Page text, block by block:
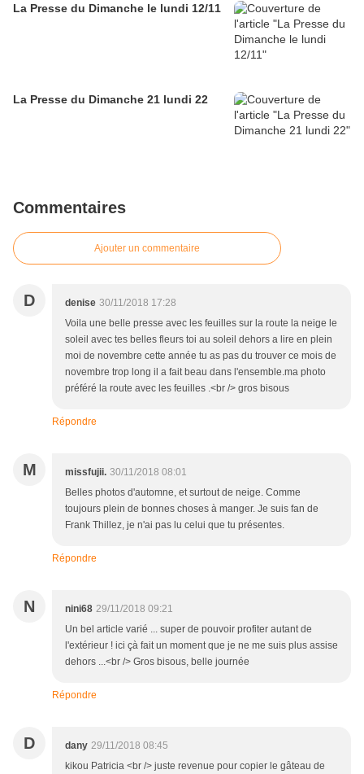
La Presse du Dimanche le lundi 12/11
La Presse du Dimanche 21 lundi 22
Commentaires
Ajouter un commentaire
D denise 30/11/2018 17:28
Voila une belle presse avec les feuilles sur la route la neige le
soleil avec tes belles fleurs toi au soleil dehors a lire en plein
moi de novembre cette année tu as pas du trouver ce mois de
novembre trop long il a fait beau dans l'ensemble.ma photo
préféré la route avec les feuilles .<br /> gros bisous
Répondre
M missfujii. 30/11/2018 08:01
Belles photos d'automne, et surtout de neige. Comme
toujours plein de bonnes choses à manger. Je suis fan de
Frank Thillez, je n'ai pas lu celui que tu présentes.
Répondre
N nini68 29/11/2018 09:21
Un bel article varié ... super de pouvoir profiter autant de
l'extérieur ! ici çà fait un moment que je ne me suis plus assise
dehors ...<br /> Gros bisous, belle journée
Répondre
D dany 29/11/2018 08:45
kikou Patricia <br /> juste revenue pour copier le gâteau de